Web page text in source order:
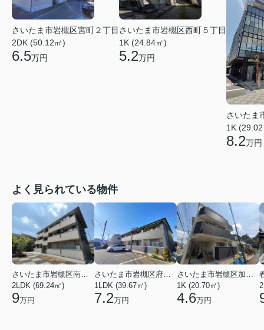
さいたま市岩槻区宮町２丁目
2DK (50.12㎡)
6.5万円
さいたま市岩槻区西町５丁目
1K (24.84㎡)
5.2万円
さいたま
1K
8.2万円
よく見られている物件
2LDK (69.24㎡)
9万円
1LDK (39.67㎡)
7.2万円
1K (20.70㎡)
4.6万円